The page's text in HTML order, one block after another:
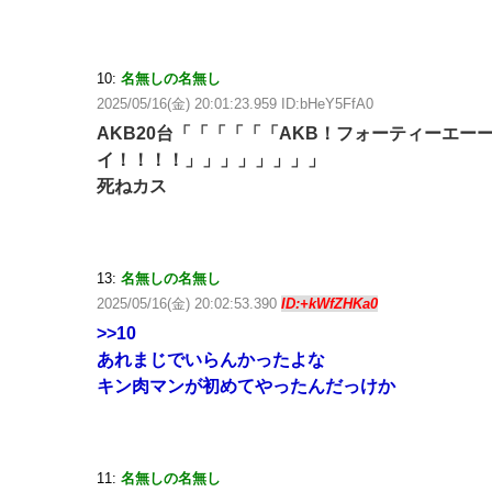
10: 名無しの名無し
2025/05/16(金) 20:01:23.959 ID:bHeY5FfA0
AKB20台「「「「「「AKB！フォーティーエー
イ！！！！」」」」」」」」
死ねカス
13: 名無しの名無し
2025/05/16(金) 20:02:53.390 ID:+kWfZHKa0
>>10
あれまじでいらんかったよな
キン肉マンが初めてやったんだっけか
11: 名無しの名無し